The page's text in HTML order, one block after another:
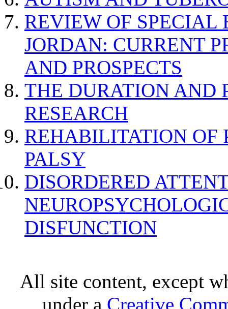
REVIEW OF SPECIAL
JORDAN: CURRENT
AND PROSPECTS
THE DURATION AND
RESEARCH
REHABILITATION OF
PALSY
DISORDERED
DISFUNCTION
All site content, except
under a Creative